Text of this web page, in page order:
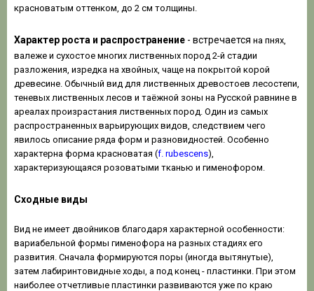
красноватым оттенком, до 2 см толщины.
Характер роста и распространение - встречается на пнях,
валеже и сухостое многих лиственных пород 2-й стадии
разложения, изредка на хвойных, чаще на покрытой корой
древесине. Обычный вид для лиственных древостоев лесостепи,
теневых лиственных лесов и таёжной зоны на Русской равнине в
ареалах произрастания лиственных пород. Один из самых
распространенных варьирующих видов, следствием чего
явилось описание ряда форм и разновидностей. Особенно
характерна форма красноватая (f. rubescens),
характеризующаяся розоватыми тканью и гименофором.
Сходные виды
Вид не имеет двойников благодаря характерной особенности:
вариабельной формы гименофора на разных стадиях его
развития. Сначала формируются поры (иногда вытянутые),
затем лабиринтовидные ходы, а под конец - пластинки. При этом
наиболее отчетливые пластинки развиваются уже по краю